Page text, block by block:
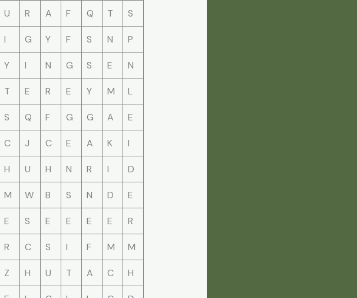
U R A F Q T S
I G Y F S N P
Y I N G S E N
T E R E Y M L
S Q F G G A E
C J C E A K I
H U H N R I D
M W B S N D E
E S E E E E R
R C S I F M M
Z H U T A C H